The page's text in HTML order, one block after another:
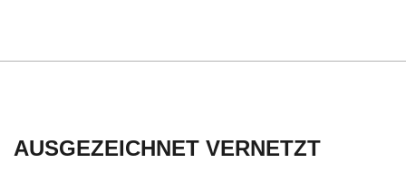
AUSGEZEICHNET VERNETZT